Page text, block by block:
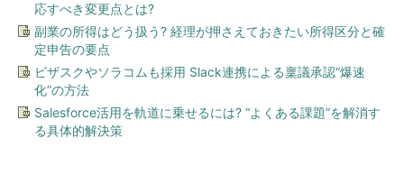
応すべき変更点とは?
副業の所得はどう扱う? 経理が押さえておきたい所得区分と確
定申告の要点
ビザスクやソラコムも採用 Slack連携による稟議承認“爆速
化”の方法
Salesforce活用を軌道に乗せるには? “よくある課題”を解消す
る具体的解決策